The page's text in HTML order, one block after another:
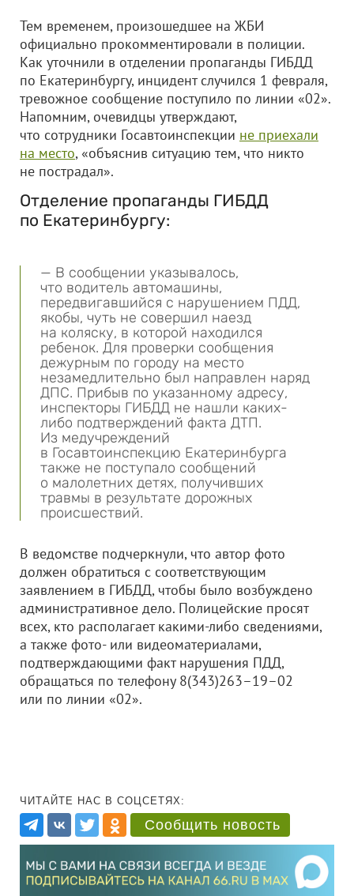
Тем временем, произошедшее на ЖБИ
официально прокомментировали в полиции.
Как уточнили в отделении пропаганды ГИБДД
по Екатеринбургу, инцидент случился 1 февраля,
тревожное сообщение поступило по линии «02».
Напомним, очевидцы утверждают,
что сотрудники Госавтоинспекции не приехали
на место, «объяснив ситуацию тем, что никто
не пострадал».
Отделение пропаганды ГИБДД
по Екатеринбургу:
— В сообщении указывалось,
что водитель автомашины,
передвигавшийся с нарушением ПДД,
якобы, чуть не совершил наезд
на коляску, в которой находился
ребенок. Для проверки сообщения
дежурным по городу на место
незамедлительно был направлен наряд
ДПС. Прибыв по указанному адресу,
инспекторы ГИБДД не нашли каких-
либо подтверждений факта ДТП.
Из медучреждений
в Госавтоинспекцию Екатеринбурга
также не поступало сообщений
о малолетних детях, получивших
травмы в результате дорожных
происшествий.
В ведомстве подчеркнули, что автор фото
должен обратиться с соответствующим
заявлением в ГИБДД, чтобы было возбуждено
административное дело. Полицейские просят
всех, кто располагает какими-либо сведениями,
а также фото- или видеоматериалами,
подтверждающими факт нарушения ПДД,
обращаться по телефону 8(343)263–19–02
или по линии «02».
ЧИТАЙТЕ НАС В СОЦСЕТЯХ:
Сообщить новость